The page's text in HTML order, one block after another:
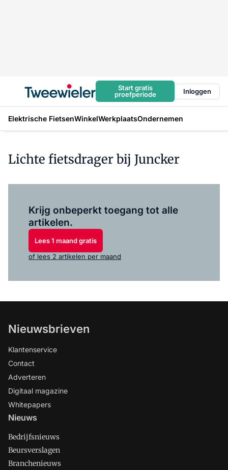
Start gratis
proefperiode
Inloggen
Elektrische FietsenWinkelWerkplaatsOndernemen
Lichte fietsdrager bij Juncker
Krijg onbeperkt toegang tot alle
artikelen.
Lees 1 maand gratis
of lees 2 artikelen per maand
Nieuwsbrieven
Klantenservice
Contact
Adverteren
Digitaal magazine
Whitepapers
Nieuws
Bedrijfsnieuws
Beursverslagen
Branchenieuws